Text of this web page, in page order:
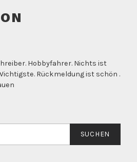
Hobbyfahrer. Nichts ist
Rückmeldung ist schön .